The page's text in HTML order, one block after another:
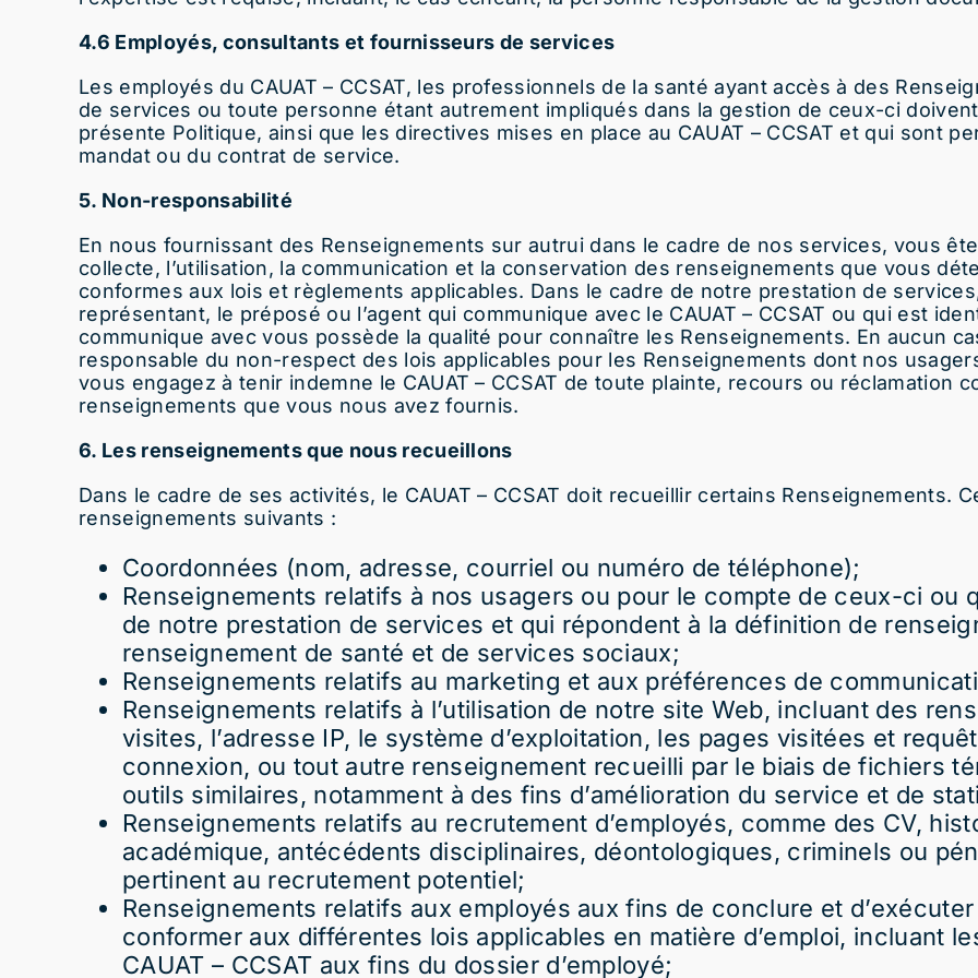
4.6 Employés, consultants et fournisseurs de services
Les employés du CAUAT – CCSAT, les professionnels de la santé ayant accès à des
de services ou toute personne étant autrement impliqués dans la gestion de ceux-ci
présente Politique, ainsi que les directives mises en place au CAUAT – CCSAT et qui sont
mandat ou du contrat de service.
5. Non-responsabilité
En nous fournissant des Renseignements sur autrui dans le cadre de nos services, vous
collecte, l’utilisation, la communication et la conservation des renseignements que vous
conformes aux lois et règlements applicables. Dans le cadre de notre prestation de
représentant, le préposé ou l’agent qui communique avec le CAUAT – CCSAT ou qui est
communique avec vous possède la qualité pour connaître les Renseignements. En aucun
responsable du non-respect des lois applicables pour les Renseignements dont nos
vous engagez à tenir indemne le CAUAT – CCSAT de toute plainte, recours ou réclamation
renseignements que vous nous avez fournis.
6. Les renseignements que nous recueillons
Dans le cadre de ses activités, le CAUAT – CCSAT doit recueillir certains Renseignements.
renseignements suivants :
Coordonnées (nom, adresse, courriel ou numéro de téléphone);
Renseignements relatifs à nos usagers ou pour le compte de ceux-ci ou
de notre prestation de services et qui répondent à la définition de
renseignement de santé et de services sociaux;
Renseignements relatifs au marketing et aux préférences de
Renseignements relatifs à l’utilisation de notre site Web, incluant des
visites, l’adresse IP, le système d’exploitation, les pages visitées et
connexion, ou tout autre renseignement recueilli par le biais de fichiers
outils similaires, notamment à des fins d’amélioration du service et de
Renseignements relatifs au recrutement d’employés, comme des CV,
académique, antécédents disciplinaires, déontologiques, criminels ou
pertinent au recrutement potentiel;
Renseignements relatifs aux employés aux fins de conclure et
conformer aux différentes lois applicables en matière d’emploi, incluant
CAUAT – CCSAT aux fins du dossier d’employé;